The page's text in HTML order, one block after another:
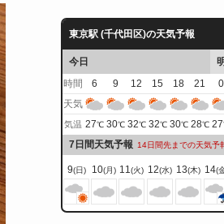
東京駅 (千代田区)の天気予報
今日
時間
6 9 12 15 18 21 0
天気
気温 27℃ 30℃ 32℃ 32℃ 30℃ 28℃ 27
7日間天気予報 14日間先までの天気予
9(日) 10(月) 11(火) 12(水) 13(木) 14(